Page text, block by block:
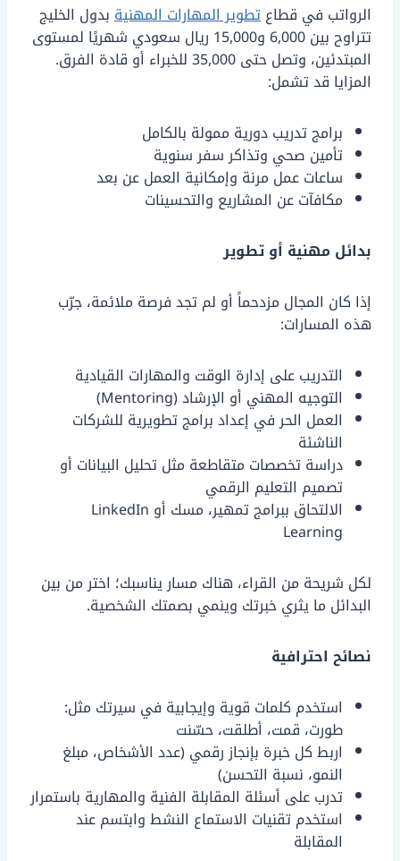
الرواتب في قطاعتطوير المهارات المهنيةبدول الخليج
تتراوح بين 6,000 و15,000 ريال سعودي شهريًا لمستوى
المبتدئين، وتصل حتى 35,000 للخبراء أو قادة الفرق.
المزايا قد تشمل:
برامج تدريب دورية ممولة بالكامل
تأمين صحي وتذاكر سفر سنوية
ساعات عمل مرنة وإمكانية العمل عن بعد
مكافآت عن المشاريع والتحسينات
بدائل مهنية أو تطوير
إذا كان المجال مزدحماً أو لم تجد فرصة ملائمة، جرّب
هذه المسارات:
التدريب على إدارة الوقت والمهارات القيادية
التوجيه المهني أو الإرشاد (Mentoring)
العمل الحر في إعداد برامج تطويرية للشركات
الناشئة
دراسة تخصصات متقاطعة مثل تحليل البيانات أو
تصميم التعليم الرقمي
الالتحاق ببرامج تمهير، مسك أو LinkedIn
Learning
لكل شريحة من القراء، هناك مسار يناسبك؛ اختر من بين
البدائل ما يثري خبرتك وينمي بصمتك الشخصية.
نصائح احترافية
استخدم كلمات قوية وإيجابية في سيرتك مثل:
طورت، قمت، أطلقت، حسّنت
اربط كل خبرة بإنجاز رقمي (عدد الأشخاص، مبلغ
النمو، نسبة التحسن)
تدرب على أسئلة المقابلة الفنية والمهارية باستمرار
استخدم تقنيات الاستماع النشط وابتسم عند
المقابلة